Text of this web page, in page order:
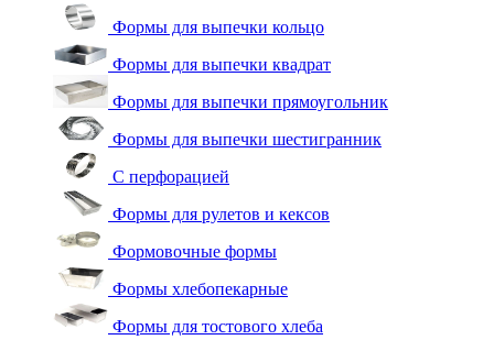
Формы для выпечки кольцо
Формы для выпечки квадрат
Формы для выпечки прямоугольник
Формы для выпечки шестигранник
С перфорацией
Формы для рулетов и кексов
Формовочные формы
Формы хлебопекарные
Формы для тостового хлеба